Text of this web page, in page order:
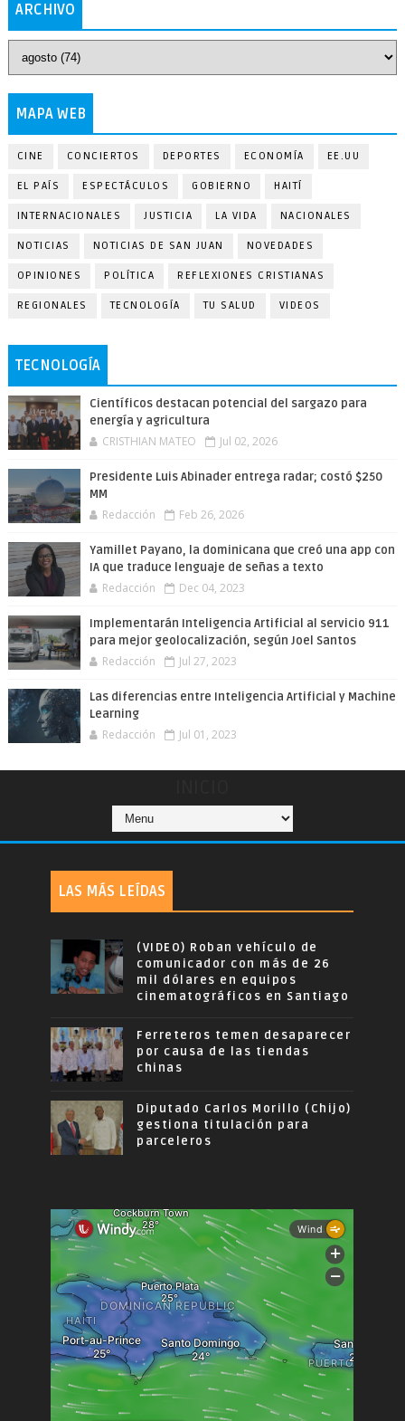
ARCHIVO
MAPA WEB
CINE CONCIERTOS DEPORTES ECONOMÍA EE.UU
EL PAÍS ESPECTÁCULOS GOBIERNO HAITÍ
INTERNACIONALES JUSTICIA LA VIDA NACIONALES
NOTICIAS NOTICIAS DE SAN JUAN NOVEDADES
OPINIONES POLÍTICA REFLEXIONES CRISTIANAS
REGIONALES TECNOLOGÍA TU SALUD VIDEOS
TECNOLOGÍA
Científicos destacan potencial del sargazo para
energía y agricultura
CRISTHIAN MATEO Jul 02, 2026
Presidente Luis Abinader entrega radar; costó $250
MM
Redacción Feb 26, 2026
Yamillet Payano, la dominicana que creó una app con
IA que traduce lenguaje de señas a texto
Redacción Dec 04, 2023
Implementarán Inteligencia Artificial al servicio 911
para mejor geolocalización, según Joel Santos
Redacción Jul 27, 2023
Las diferencias entre Inteligencia Artificial y Machine
Learning
Redacción Jul 01, 2023
LAS MÁS LEÍDAS
(VIDEO) Roban vehículo de
comunicador con más de 26
mil dólares en equipos
cinematográficos en Santiago
Ferreteros temen desaparecer
por causa de las tiendas
chinas
Diputado Carlos Morillo (Chijo)
gestiona titulación para
parceleros